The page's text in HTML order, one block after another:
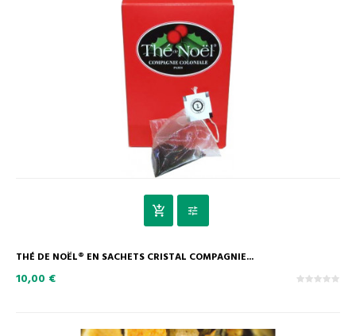
THÉ DE NOËL® EN SACHETS CRISTAL COMPAGNIE...
10,00 €